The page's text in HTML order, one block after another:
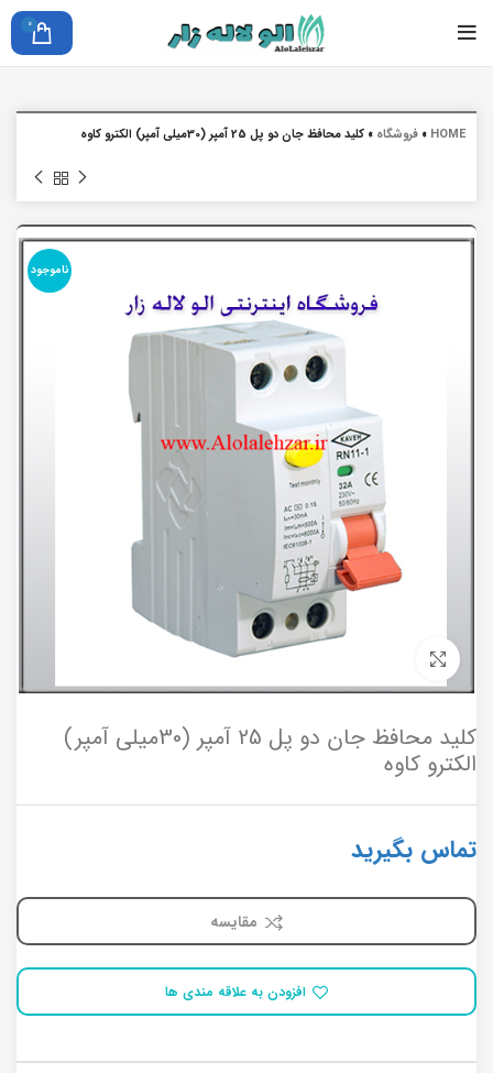
0
HOME
» فروشگاه » کلید محافظ جان دو پل 25 آمپر (30میلی آمپر) الکترو کاوه
ناموجود
برای بزرگنمایی کلیک کنید
کلید محافظ جان دو پل 25 آمپر (30میلی آمپر)
الکترو کاوه
تماس بگیرید
مقایسه
افزودن به علاقه مندی ها